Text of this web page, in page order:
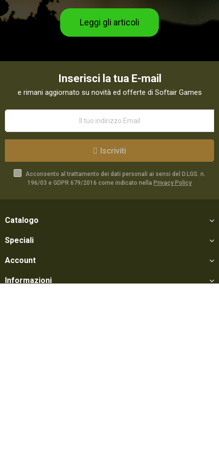
Leggi gli articoli
Inserisci la tua E-mail
e rimani aggiornato su novità ed offerte di Softair Games
Iscriviti
Acconsento al trattamento dei dati personali ai sensi del D.LGS. n.
196/03 e GDPR 679/2016 come indicato nella Privacy Policy
Catalogo
Speciali
Account
Informazioni